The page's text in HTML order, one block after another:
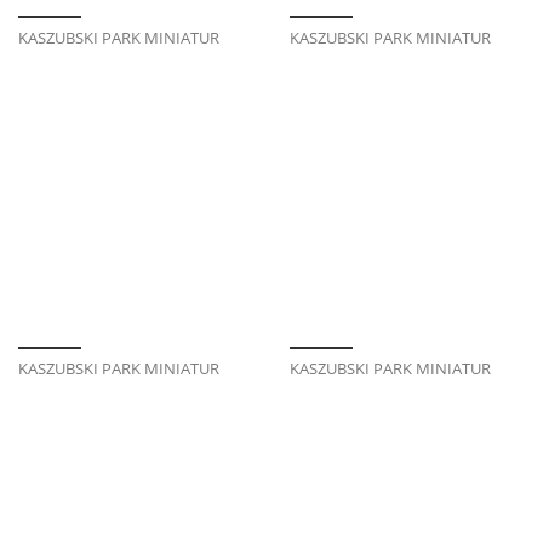
KASZUBSKI PARK MINIATUR KASZUBSKI PARK MINIATUR
KASZUBSKI PARK MINIATUR KASZUBSKI PARK MINIATUR